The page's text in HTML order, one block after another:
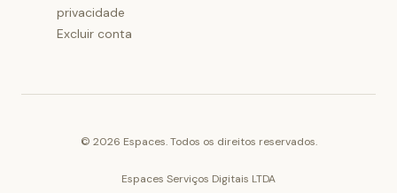
privacidade
Excluir conta
© 2026 Espaces. Todos os direitos reservados.
Espaces Serviços Digitais LTDA